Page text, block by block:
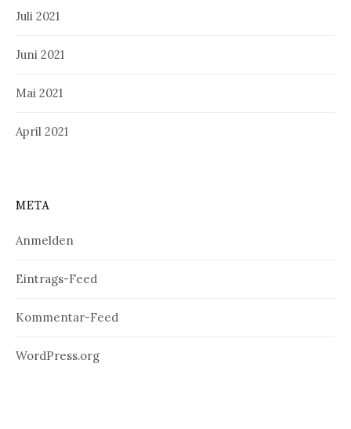
Juli 2021
Juni 2021
Mai 2021
April 2021
META
Anmelden
Eintrags-Feed
Kommentar-Feed
WordPress.org